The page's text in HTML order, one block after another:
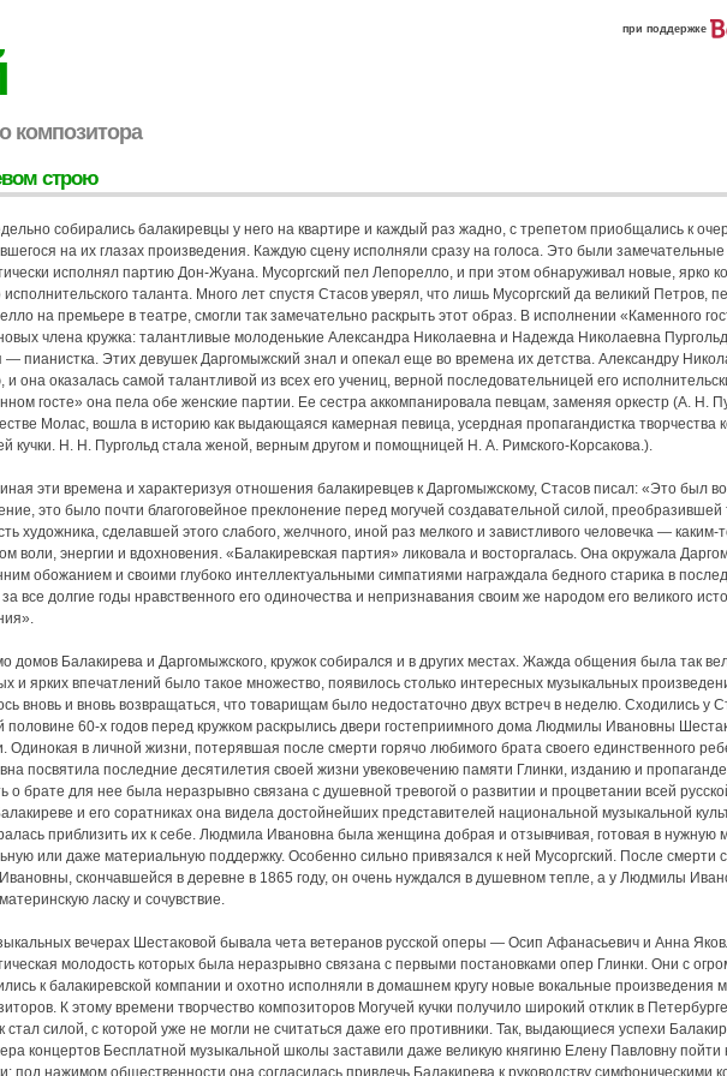
при поддержке
композитора
строю
собирались балакиревцы у него на квартире и каждый раз жадно, с трепетом приобщались к
на их глазах произведения. Каждую сцену исполняли сразу на голоса. Это были
исполнял партию Дон-Жуана. Мусоргский пел Лепорелло, и при этом обнаруживал новые, ярко
исполнительского таланта. Много лет спустя Стасов уверял, что лишь Мусоргский да великий Петров,
на премьере в театре, смогли так замечательно раскрыть этот образ. В исполнении «Каменного
члена кружка: талантливые молоденькие Александра Николаевна и Надежда Николаевна
— пианистка. Этих девушек Даргомыжский знал и опекал еще во времена их детства. Александру
и она оказалась самой талантливой из всех его учениц, верной последовательницей его
госте» она пела обе женские партии. Ее сестра аккомпанировала певцам, заменяя оркестр (А. Н.
Молас, вошла в историю как выдающаяся камерная певица, усердная пропагандистка творчества
кучки. Н. Н. Пургольд стала женой, верным другом и помощницей Н. А. Римского-Корсакова.).
эти времена и характеризуя отношения балакиревцев к Даргомыжскому, Стасов писал: «Это был
это было почти благоговейное преклонение перед могучей создавательной силой, преобразившей
художника, сделавшей этого слабого, желчного, иной раз мелкого и завистливого человечка — каким-
воли, энергии и вдохновения. «Балакиревская партия» ликовала и восторгалась. Она окружала
обожанием и своими глубоко интеллектуальными симпатиями награждала бедного старика в
все долгие годы нравственного его одиночества и непризнавания своим же народом его великого
домов Балакирева и Даргомыжского, кружок собирался и в других местах. Жажда общения была так
и ярких впечатлений было такое множество, появилось столько интересных музыкальных
вновь и вновь возвращаться, что товарищам было недостаточно двух встреч в неделю. Сходились у
половине 60-х годов перед кружком раскрылись двери гостеприимного дома Людмилы Ивановны
Одинокая в личной жизни, потерявшая после смерти горячо любимого брата своего единственного
посвятила последние десятилетия своей жизни увековечению памяти Глинки, изданию и
о брате для нее была неразрывно связана с душевной тревогой о развитии и процветании всей
и его соратниках она видела достойнейших представителей национальной музыкальной
приблизить их к себе. Людмила Ивановна была женщина добрая и отзывчивая, готовая в нужную
или даже материальную поддержку. Особенно сильно привязался к ней Мусоргский. После смерти
скончавшейся в деревне в 1865 году, он очень нуждался в душевном тепле, а у Людмилы
ласку и сочувствие.
вечерах Шестаковой бывала чета ветеранов русской оперы — Осип Афанасьевич и Анна
молодость которых была неразрывно связана с первыми постановками опер Глинки. Они с
к балакиревской компании и охотно исполняли в домашнем кругу новые вокальные произведения
К этому времени творчество композиторов Могучей кучки получило широкий отклик в
стал силой, с которой уже не могли не считаться даже его противники. Так, выдающиеся успехи
концертов Бесплатной музыкальной школы заставили даже великую княгиню Елену Павловну
под нажимом общественности она согласилась привлечь Балакирева к руководству симфоническими